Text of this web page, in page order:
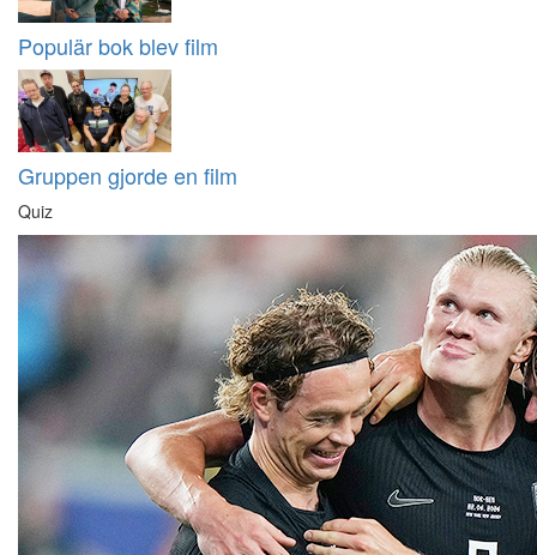
Populär bok blev film
Gruppen gjorde en film
Quiz